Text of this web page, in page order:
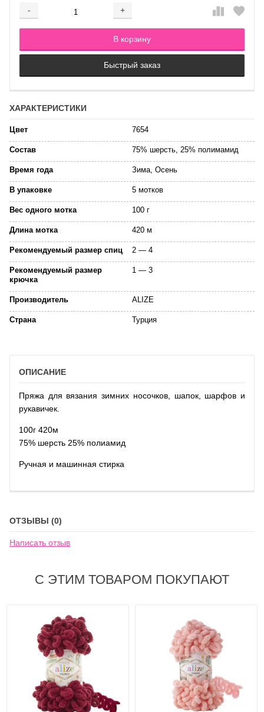
- +
Добавляется...
В корзину
Добавлен
Быстрый заказ
ХАРАКТЕРИСТИКИ
Цвет 7654
Состав 75% шерсть, 25% полимамид
Время года Зима, Осень
В упаковке 5 мотков
Вес одного мотка 100 г
Длина мотка 420 м
Рекомендуемый размер спиц 2 — 4
Рекомендуемый размер
крючка
1 — 3
Производитель ALIZE
Страна Турция
ОПИСАНИЕ
Пряжа для вязания зимних носочков, шапок, шарфов и
рукавичек.
100г 420м
75% шерсть 25% полиамид
Ручная и машинная стирка
ОТЗЫВЫ (0)
Написать отзыв
С ЭТИМ ТОВАРОМ ПОКУПАЮТ